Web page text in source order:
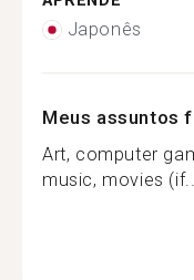
Japonês
Meus assuntos
Art, computer
music, movies